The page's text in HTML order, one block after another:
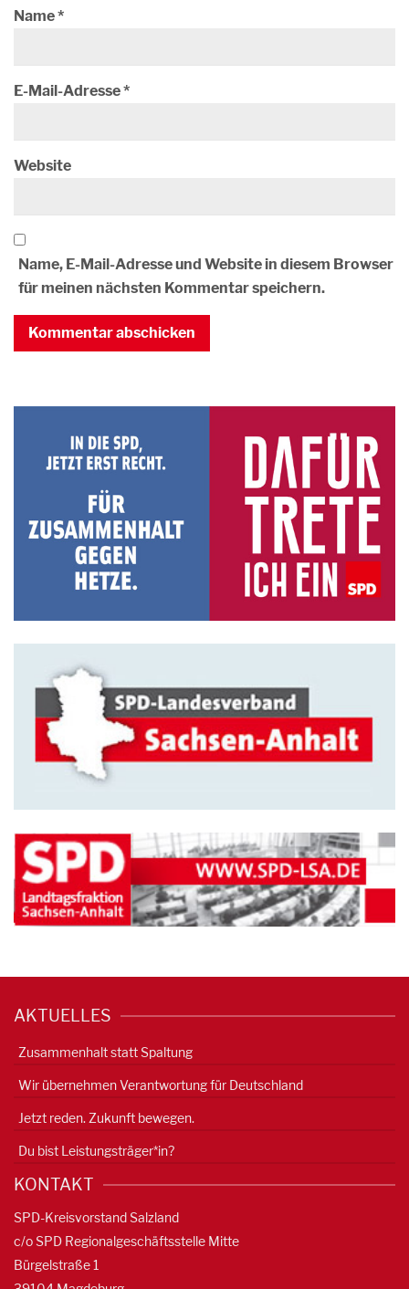
Name*
E-Mail-Adresse*
Website
Name, E-Mail-Adresse und Website in diesem Browser
für meinen nächsten Kommentar speichern.
AKTUELLES
Zusammenhalt statt Spaltung
Wir übernehmen Verantwortung für Deutschland
Jetzt reden. Zukunft bewegen.
Du bist Leistungsträger*in?
KONTAKT
SPD-Kreisvorstand Salzland
c/o SPD Regionalgeschäftsstelle Mitte
Bürgelstraße 1